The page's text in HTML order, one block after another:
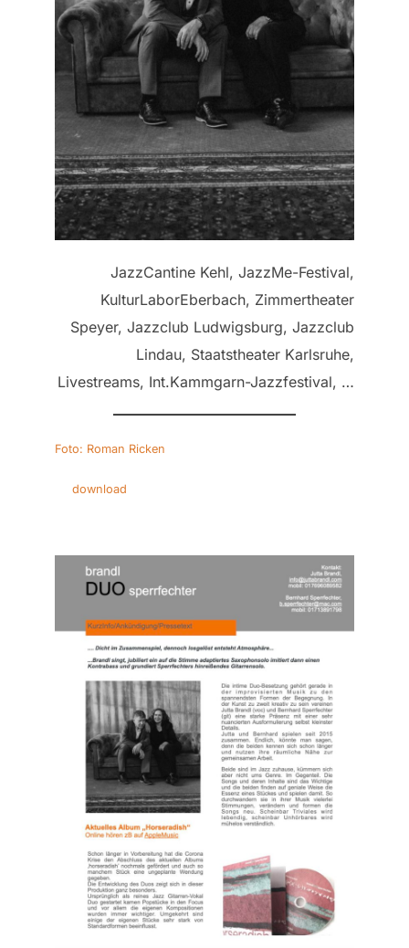
JazzCantine Kehl, JazzMe-Festival,
KulturLaborEberbach, Zimmertheater
Speyer, Jazzclub Ludwigsburg, Jazzclub
Lindau, Staatstheater Karlsruhe,
Livestreams, Int.Kammgarn-Jazzfestival, …
Foto: Roman Ricken
download